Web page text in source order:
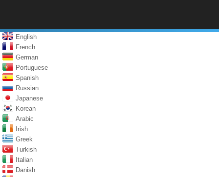
English
French
German
Portuguese
Spanish
Russian
Japanese
Korean
Arabic
Irish
Greek
Turkish
Italian
Danish